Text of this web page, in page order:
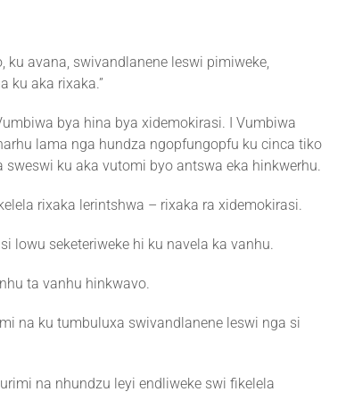
avana, swivandlanene leswi pimiweke,
ku aka rixaka.”
bya hina bya xidemokirasi. I Vumbiwa
lama nga hundza ngopfungopfu ku cinca tiko
ku aka vutomi byo antswa eka hinkwerhu.
rixaka lerintshwa – rixaka ra xidemokirasi.
lowu seketeriweke hi ku navela ka vanhu.
ta vanhu hinkwavo.
na ku tumbuluxa swivandlanene leswi nga si
na nhundzu leyi endliweke swi fikelela